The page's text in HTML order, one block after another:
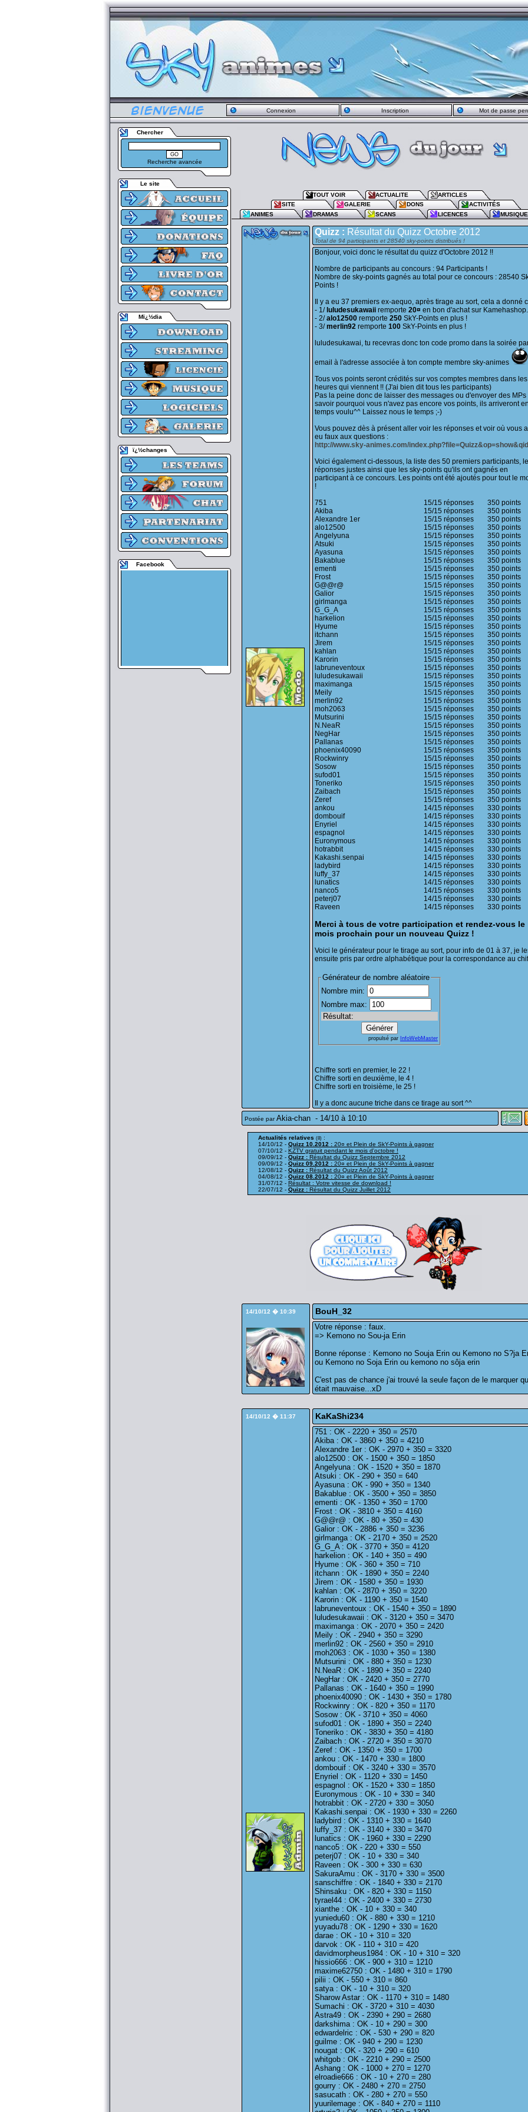
Connexion Inscription Mot de passe
Chercher
Recherche avancée
Le site
Mï¿½dia
ï¿½changes
Facebook
TOUT VOIR ACTUALITE
ARTICLES
SITE
GALERIE DONS
ACTIVITÉS
ANIMES
DRAMAS SCANS LICENCES
Quizz : Résultat du Quizz Octobre 2012
Total de 94 participants et 28540 sky-points distribués !
Bonjour, voici donc le résultat du quizz d'Octobre 2012 !!
Nombre de participants au concours : 94 Participants !
Nombre de sky-points gagnés au total pour ce concours : 28540
Points !
Il y a eu 37 premiers ex-aequo, après tirage au sort, cela a donné
- 1/ luludesukawaii remporte 20¤ en bon d'achat sur
- 2/alo12500 remporte 250 SkY-Points en plus !
- 3/merlin92 remporte 100 SkY-Points en plus !
luludesukawai, tu recevras donc ton code promo dans la soirée
email à l'adresse associée à ton compte membre sky-animes
Tous vos points seront crédités sur vos comptes membres dans les
heures qui viennent !! (J'ai bien dit tous les participants)
Pas la peine donc de laisser des messages ou d'envoyer des MPs
savoir pourquoi vous n'avez pas encore vos points, ils arriveront
temps voulu^^ Laissez nous le temps ;-)
Vous pouvez dès à présent aller voir les réponses et voir où vous
eu faux aux questions :
http://www.sky-animes.com/
Voici également ci-dessous, la liste des 50 premiers participants,
réponses justes ainsi que les sky-points qu'ils ont gagnés en
participant à ce concours. Les points ont été ajoutés pour tout le
!
751
15/15 réponses
350 points
Akiba
15/15 réponses
350 points
Alexandre 1er
15/15 réponses
350 points
alo12500
15/15 réponses
350 points
Angelyuna
15/15 réponses
350 points
Atsuki
15/15 réponses
350 points
Ayasuna
15/15 réponses
350 points
Bakablue
15/15 réponses
350 points
ementi
15/15 réponses
350 points
Frost
15/15 réponses
350 points
G@@r@
15/15 réponses
350 points
Galior
15/15 réponses
350 points
girlmanga
15/15 réponses
350 points
G_G_A
15/15 réponses
350 points
harkelion
15/15 réponses
350 points
Hyume
15/15 réponses
350 points
itchann
15/15 réponses
350 points
Jirem
15/15 réponses
350 points
kahlan
15/15 réponses
350 points
Karorin
15/15 réponses
350 points
labruneventoux
15/15 réponses
350 points
luludesukawaii
15/15 réponses
350 points
maximanga
15/15 réponses
350 points
Meily
15/15 réponses
350 points
merlin92
15/15 réponses
350 points
moh2063
15/15 réponses
350 points
Mutsurini
15/15 réponses
350 points
N.NeaR
15/15 réponses
350 points
NegHar
15/15 réponses
350 points
Pallanas
15/15 réponses
350 points
phoenix40090
15/15 réponses
350 points
Rockwinry
15/15 réponses
350 points
Sosow
15/15 réponses
350 points
sufod01
15/15 réponses
350 points
Toneriko
15/15 réponses
350 points
Zaibach
15/15 réponses
350 points
Zeref
15/15 réponses
350 points
ankou
14/15 réponses
330 points
dombouif
14/15 réponses
330 points
Enyriel
14/15 réponses
330 points
espagnol
14/15 réponses
330 points
Euronymous
14/15 réponses
330 points
hotrabbit
14/15 réponses
330 points
Kakashi.senpai
14/15 réponses
330 points
ladybird
14/15 réponses
330 points
luffy_37
14/15 réponses
330 points
lunatics
14/15 réponses
330 points
nanco5
14/15 réponses
330 points
peterj07
14/15 réponses
330 points
Raveen
14/15 réponses 330 points
Merci à tous de votre participation et rendez-vous le
mois prochain pour un nouveau Quizz !
Voici le générateur pour le tirage au sort, pour info de 01 à 37, je
ensuite pris par ordre alphabétique pour la correspondance au
Chiffre sorti en premier, le 22 !
Chiffre sorti en deuxième, le 4 !
Chiffre sorti en troisième, le 25 !
Il y a donc aucune triche dans ce tirage au sort ^^
Postée parAkia-chan - 14/10 à 10:10
Actualités relatives (8) :
14/10/12 - Quizz 10.2012 : 20¤ et Plein de SkY-Points à gagner
07/10/12 - KZTV gratuit pendant le mois d'octobre !
09/09/12 - Quizz : Résultat du Quizz Septembre 2012
09/09/12 - Quizz 09.2012 : 20¤ et Plein de SkY-Points à gagner
12/08/12 - Quizz : Résultat du Quizz Août 2012
04/08/12 - Quizz 08.2012 : 20¤ et Plein de SkY-Points à gagner
31/07/12 - Résultat : Votre vitesse de download !
22/07/12 - Quizz : Résultat du Quizz Juillet 2012
14/10/12 � 10:39 BouH_32
Votre réponse : faux.
=> Kemono no Sou-ja Erin
Bonne réponse : Kemono no Souja Erin ou Kemono no S?ja
ou Kemono no Soja Erin ou kemono no sôja erin
C'est pas de chance j'ai trouvé la seule façon de le marquer
était mauvaise...xD
14/10/12 � 11:37 KaKaShi234
751 : OK - 2220 + 350 = 2570
Akiba : OK - 3860 + 350 = 4210
Alexandre 1er : OK - 2970 + 350 = 3320
alo12500 : OK - 1500 + 350 = 1850
Angelyuna : OK - 1520 + 350 = 1870
Atsuki : OK - 290 + 350 = 640
Ayasuna : OK - 990 + 350 = 1340
Bakablue : OK - 3500 + 350 = 3850
ementi : OK - 1350 + 350 = 1700
Frost : OK - 3810 + 350 = 4160
G@@r@ : OK - 80 + 350 = 430
Galior : OK - 2886 + 350 = 3236
girlmanga : OK - 2170 + 350 = 2520
G_G_A : OK - 3770 + 350 = 4120
harkelion : OK - 140 + 350 = 490
Hyume : OK - 360 + 350 = 710
itchann : OK - 1890 + 350 = 2240
Jirem : OK - 1580 + 350 = 1930
kahlan : OK - 2870 + 350 = 3220
Karorin : OK - 1190 + 350 = 1540
labruneventoux : OK - 1540 + 350 = 1890
luludesukawaii : OK - 3120 + 350 = 3470
maximanga : OK - 2070 + 350 = 2420
Meily : OK - 2940 + 350 = 3290
merlin92 : OK - 2560 + 350 = 2910
moh2063 : OK - 1030 + 350 = 1380
Mutsurini : OK - 880 + 350 = 1230
N.NeaR : OK - 1890 + 350 = 2240
NegHar : OK - 2420 + 350 = 2770
Pallanas : OK - 1640 + 350 = 1990
phoenix40090 : OK - 1430 + 350 = 1780
Rockwinry : OK - 820 + 350 = 1170
Sosow : OK - 3710 + 350 = 4060
sufod01 : OK - 1890 + 350 = 2240
Toneriko : OK - 3830 + 350 = 4180
Zaibach : OK - 2720 + 350 = 3070
Zeref : OK - 1350 + 350 = 1700
ankou : OK - 1470 + 330 = 1800
dombouif : OK - 3240 + 330 = 3570
Enyriel : OK - 1120 + 330 = 1450
espagnol : OK - 1520 + 330 = 1850
Euronymous : OK - 10 + 330 = 340
hotrabbit : OK - 2720 + 330 = 3050
Kakashi.senpai : OK - 1930 + 330 = 2260
ladybird : OK - 1310 + 330 = 1640
luffy_37 : OK - 3140 + 330 = 3470
lunatics : OK - 1960 + 330 = 2290
nanco5 : OK - 220 + 330 = 550
peterj07 : OK - 10 + 330 = 340
Raveen : OK - 300 + 330 = 630
SakuraAmu : OK - 3170 + 330 = 3500
sanschiffre : OK - 1840 + 330 = 2170
Shinsaku : OK - 820 + 330 = 1150
tyrael44 : OK - 2400 + 330 = 2730
xianthe : OK - 10 + 330 = 340
yuniedu60 : OK - 880 + 330 = 1210
yuyadu78 : OK - 1290 + 330 = 1620
darae : OK - 10 + 310 = 320
darvok : OK - 110 + 310 = 420
davidmorpheus1984 : OK - 10 + 310 = 320
hissio666 : OK - 900 + 310 = 1210
maxime62750 : OK - 1480 + 310 = 1790
pilii : OK - 550 + 310 = 860
satya : OK - 10 + 310 = 320
Sharow Astar : OK - 1170 + 310 = 1480
Sumachi : OK - 3720 + 310 = 4030
Astra49 : OK - 2390 + 290 = 2680
darkshima : OK - 10 + 290 = 300
edwardelric : OK - 530 + 290 = 820
guilme : OK - 940 + 290 = 1230
nougat : OK - 320 + 290 = 610
whitgob : OK - 2210 + 290 = 2500
Ashang : OK - 1000 + 270 = 1270
elroadie666 : OK - 10 + 270 = 280
gourry : OK - 2480 + 270 = 2750
sasucath : OK - 280 + 270 = 550
yuurilemage : OK - 840 + 270 = 1110